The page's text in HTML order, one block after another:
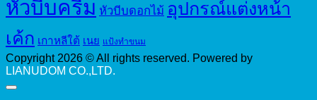
หัวบีบครีม หัวบีบดอกไม้ อุปกรณ์แต่งหน้า
เค้ก เกาหลีใต้ เนย แป้งทำขนม
Copyright 2026 © All rights reserved. Powered by
LIANUDOM CO.,LTD.